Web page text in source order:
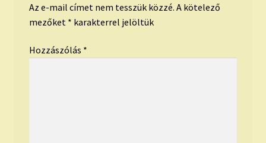
Az e-mail címet nem tesszük közzé. A kötelező
mezőket * karakterrel jelöltük
Hozzászólás *